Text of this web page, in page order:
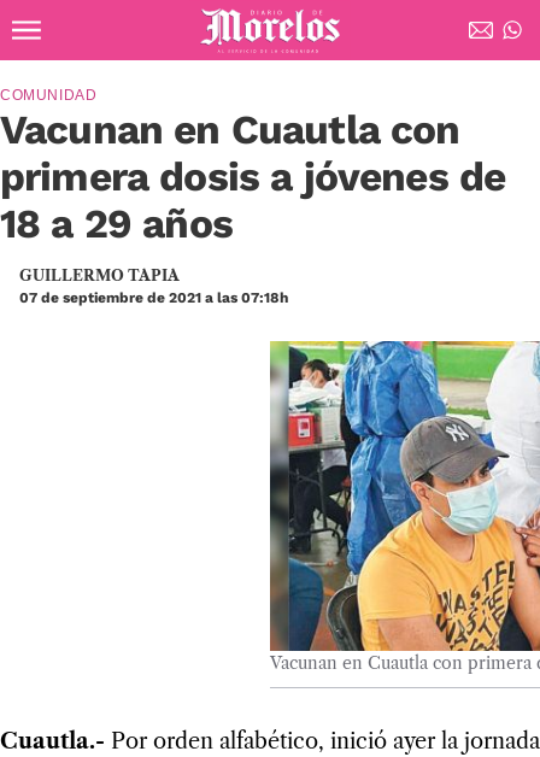
Diario de Morelos
Vacunan en Cuautla con
primera dosis a jóvenes de
18 a 29 años
COMUNIDAD
GUILLERMO TAPIA
07 de septiembre de 2021 a las 07:18h
Vacunan en Cuautla con primera
Cuautla.- Por orden alfabético, inició ayer la jornada